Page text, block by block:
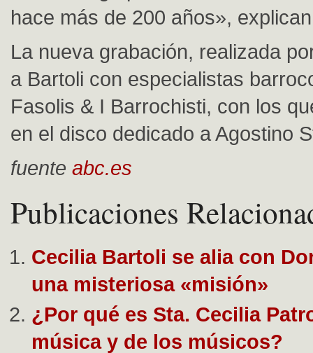
hace más de 200 años»,
La nueva grabación, realizada
a Bartoli con especialistas
Fasolis & I Barrochisti, con los
en el disco dedicado a Agostino
fuente abc.es
Publicaciones
Cecilia Bartoli se alia con
una misteriosa «misión»
¿Por qué es Sta. Cecilia
música y de los músicos?